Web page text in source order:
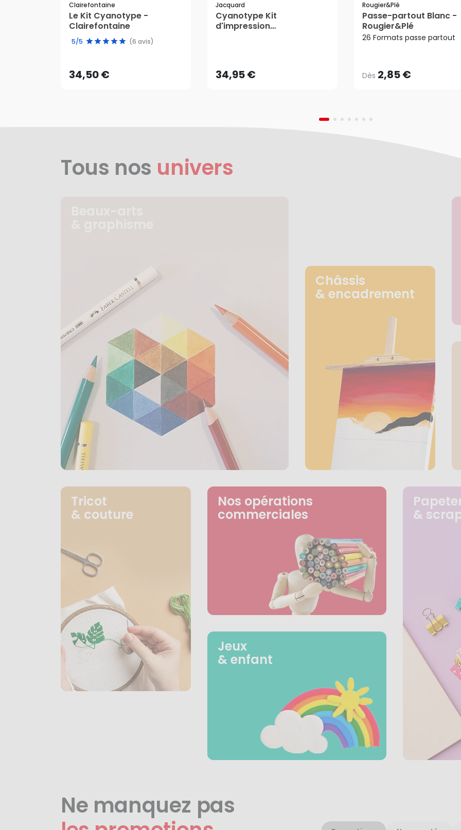
Clairefontaine
Le Kit Cyanotype -
Clairefontaine
5/5 (6 avis)
34,50 €
34,50 €
AJOUTER AU PANIER
Jacquard
Cyanotype Kit
d'impression
34,95 €AJOUTER AU PANIER
Rougier&plé
Passe-partout Blanc -
Rougier&Plé
26 Formats passe partout
Dès 2,85 €
Dès2,85 €
Tous nos univers
Châssis
& encadrement
Tricot
& couture
Nos opérations
commerciales
Jeux
& enfant
&
Ne manquez pas